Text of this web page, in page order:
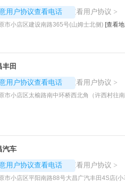
用户协议查看电话
9349 查看用户协议 >
市小店区建设南路365号(山姆士北侧) [查看
丰田
用户协议查看电话
9348 查看用户协议 >
市小店区太榆路南中环桥西北角（许西村往
汽车
用户协议查看电话
5814 查看用户协议 >
市小店区平阳南路88号大昌广汽丰田4S店(